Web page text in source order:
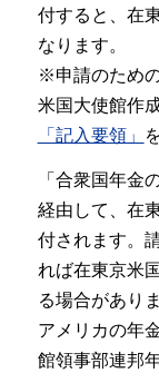
付すると、在
なります。
※申請のため
米国大使館作
「記入要領」
「合衆国年金
経由して、在
付されます。
れば在東京米
る場合がありま
アメリカの年
館領事部連邦